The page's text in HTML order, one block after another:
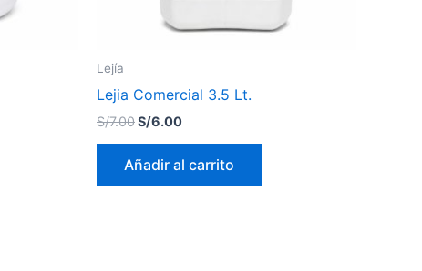
Lejía
Lejia Comercial 3.5 Lt.
S/7.00S/6.00
Añadir al carrito